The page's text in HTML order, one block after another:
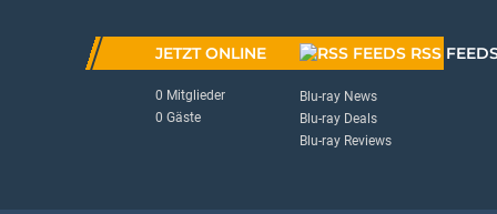
JETZT ONLINE
0 Mitglieder
0 Gäste
RSS
Blu-ray News
Blu-ray Deals
Blu-ray Reviews